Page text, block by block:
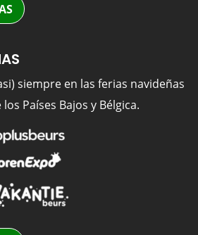
siempre en las ferias navideñas
Países Bajos y Bélgica.